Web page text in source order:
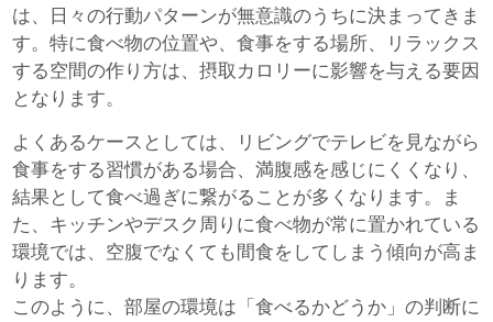
は、日々の行動パターンが無意識のうちに決まってきま
す。特に食べ物の位置や、食事をする場所、リラックス
する空間の作り方は、摂取カロリーに影響を与える要因
となります。
よくあるケースとしては、リビングでテレビを見ながら
食事をする習慣がある場合、満腹感を感じにくくなり、
結果として食べ過ぎに繋がることが多くなります。ま
た、キッチンやデスク周りに食べ物が常に置かれている
環境では、空腹でなくても間食をしてしまう傾向が高ま
ります。
このように、部屋の環境は「食べるかどうか」の判断に